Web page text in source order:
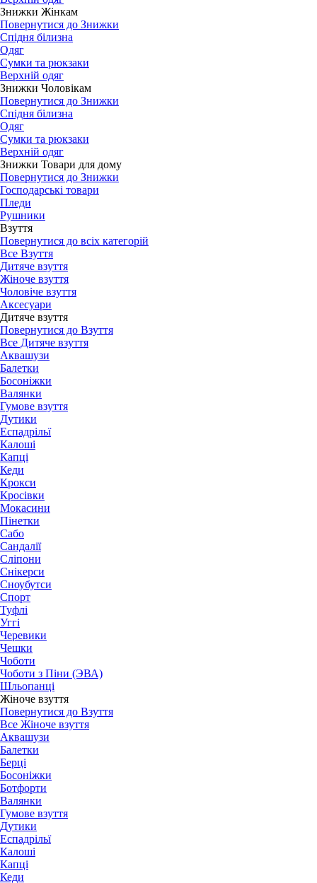
Знижки Жінкам
Повернутися до Знижки
Спідня білизна
Одяг
Сумки та рюкзаки
Верхній одяг
Знижки Чоловікам
Повернутися до Знижки
Спідня білизна
Одяг
Сумки та рюкзаки
Верхній одяг
Знижки Товари для дому
Повернутися до Знижки
Господарські товари
Пледи
Рушники
Взуття
Повернутися до всіх категорій
Все Взуття
Дитяче взуття
Жіноче взуття
Чоловіче взуття
Аксесуари
Дитяче взуття
Повернутися до Взуття
Все Дитяче взуття
Аквашузи
Балетки
Босоніжки
Валянки
Гумове взуття
Дутики
Еспадрільї
Калоші
Капці
Кеди
Крокси
Кросівки
Мокасини
Пінетки
Сабо
Сандалії
Сліпони
Снікерси
Сноубутси
Спорт
Туфлі
Уггі
Черевики
Чешки
Чоботи
Чоботи з Піни (ЭВА)
Шльопанці
Жіноче взуття
Повернутися до Взуття
Все Жіноче взуття
Аквашузи
Балетки
Берці
Босоніжки
Ботфорти
Валянки
Гумове взуття
Дутики
Еспадрільї
Калоші
Капці
Кеди